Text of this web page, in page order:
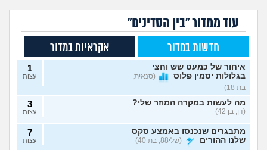
עוד ממדור "בין הסדינים"
חדשות במדור אקראיות במדור
איחור של כמעט שש וחצי
בגלולות יסמין פלוס
(סנאית,
בת 18)
1
עצות
מה לעשות במקרה המוזר שלי?
(דן, בן 42)
3
עצות
מתבגרים שנכנסו באמצע סקס
שלנו ההורים
(שלי88, בת 40)
7
עצות